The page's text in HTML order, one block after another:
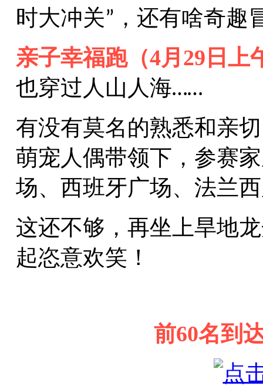
时大冲关” ，还有啥奇趣
亲子幸福跑（4月 29 日上
也穿过人山人海……
有没有莫名的熟悉和亲
萌宠人偶带领下，参赛
场、西班牙广场、法兰
这还不够，再坐上旱地
起恣意欢笑！
前60名到